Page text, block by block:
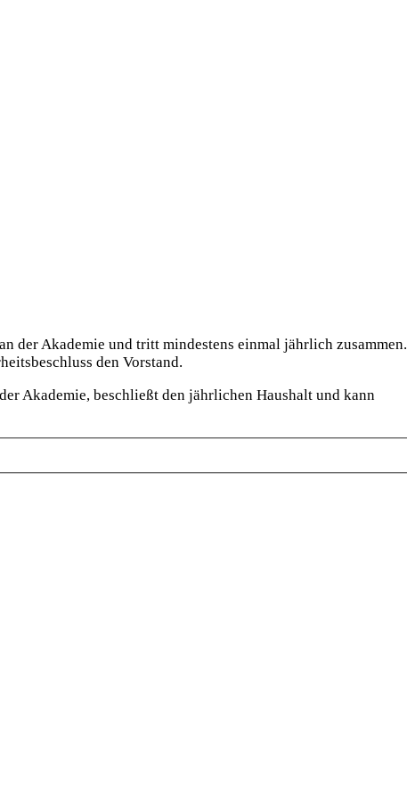
der Akademie und tritt mindestens einmal jährlich zusammen.
den Vorstand.
Akademie, beschließt den jährlichen Haushalt und kann